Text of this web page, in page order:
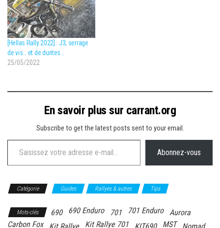
[Hellas Rally 2022] : J3, serrage
de vis… et de durites…
25/05/2022
En savoir plus sur carrant.org
Subscribe to get the latest posts sent to your email.
Saisissez votre adresse e-mail…
Abonnez-vous
Catégorie Guides Rallyes & autres Tips
Mots-clés 690 690 Enduro 701 701 Enduro
Aurora
Carbon Fox
Kit Rallye 701 MST